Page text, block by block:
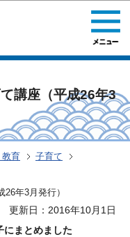
移動
講座（平成26年3
教育
子育て
年3月発行）
更新日：2016年10月1日
にまとめました